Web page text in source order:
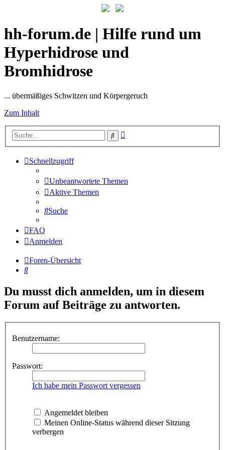
hh-forum.de | Hilfe rund um
Hyperhidrose und
Bromhidrose
... übermäßiges Schwitzen und Körpergeruch
Zum Inhalt
Suche
Schnellzugriff
Unbeantwortete Themen
Aktive Themen
Suche
FAQ
Anmelden
Foren-Übersicht
Suche
Du musst dich anmelden, um in diesem
Forum auf Beiträge zu antworten.
Benutzername:
Passwort:
Ich habe mein Passwort vergessen
Angemeldet bleiben
Meinen Online-Status während dieser Sitzung
verbergen